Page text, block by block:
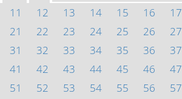
11
12 13 14 15 16 17
21
22 23 24 25 26 27
31
32 33 34 35 36 37
41
42 43 44 45 46 47
51
52 53 54 55 56 57